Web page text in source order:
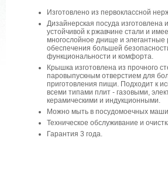
Изготовлено из первоклассной
Дизайнерская посуда изготовлена
устойчивой к ржавчине стали и
многослойное днище и элегантные
обеспечения большей
функциональности и комфорта.
Крышка изготовлена из прочного
паровыпускным отверстием для
приготовления пищи. Подходит к
всеми типами плит - газовыми,
керамическими и индукционными.
Можно мыть в посудомоечных
Техническое обслуживание и
Гарантия 3 года.